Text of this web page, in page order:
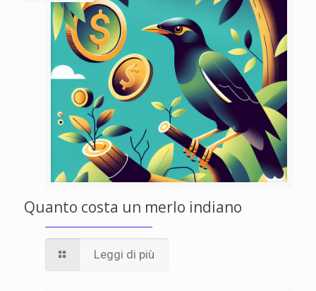
Quanto costa un merlo indiano
Leggi di più